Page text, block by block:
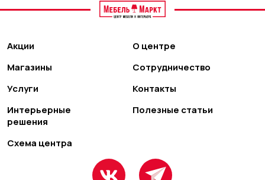
Акции
Магазины
Услуги
Интерьерные
решения
Схема центра
О центре
Сотрудничество
Контакты
Полезные статьи